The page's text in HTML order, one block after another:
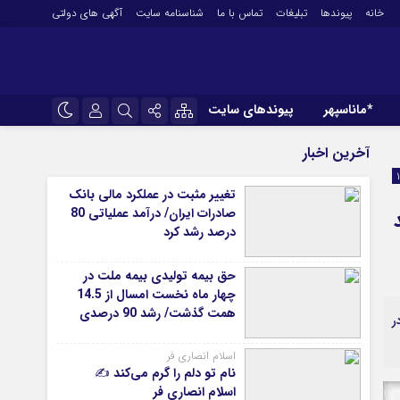
خانه پیوندها تبلیغات تماس با ما شناسنامه سایت آگهی های دولتی
*ماناسپهر پیوندهای سایت
سروش
ایتا
آپارات
مرا به خاطر بسپار
باشگاه پرسپولیس
باشگاه استقلال
ورزشهای رزمی
ورزش زنان
سایر حوزه ها
آخرین اخبار
تغییر مثبت در عملکرد مالی بانک
صادرات ایران/ درآمد عملیاتی 80
درصد رشد کرد
حق بیمه تولیدی بیمه ملت در
چهار ماه نخست امسال از 14.5
همت گذشت/ رشد 90 درصدی
گذشته
اسلام انصاری فر
نام تو دلم را گرم می‌کند ✍️
اسلام انصاری فر